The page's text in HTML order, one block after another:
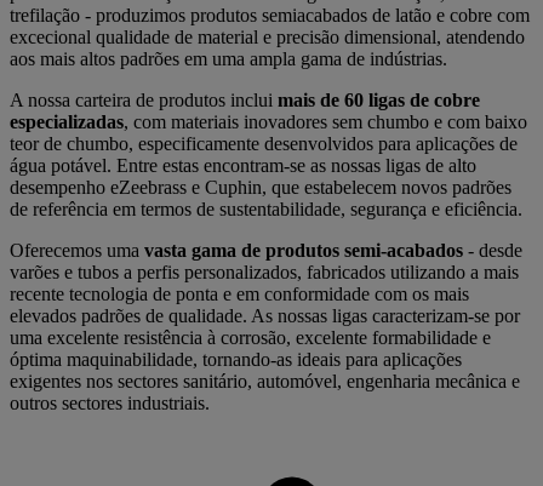
trefilação - produzimos produtos semiacabados de latão e cobre com
excecional qualidade de material e precisão dimensional, atendendo
aos mais altos padrões em uma ampla gama de indústrias.
A nossa carteira de produtos inclui mais de 60 ligas de cobre
especializadas, com materiais inovadores sem chumbo e com baixo
teor de chumbo, especificamente desenvolvidos para aplicações de
água potável. Entre estas encontram-se as nossas ligas de alto
desempenho eZeebrass e Cuphin, que estabelecem novos padrões
de referência em termos de sustentabilidade, segurança e eficiência.
Oferecemos uma vasta gama de produtos semi-acabados - desde
varões e tubos a perfis personalizados, fabricados utilizando a mais
recente tecnologia de ponta e em conformidade com os mais
elevados padrões de qualidade. As nossas ligas caracterizam-se por
uma excelente resistência à corrosão, excelente formabilidade e
óptima maquinabilidade, tornando-as ideais para aplicações
exigentes nos sectores sanitário, automóvel, engenharia mecânica e
outros sectores industriais.